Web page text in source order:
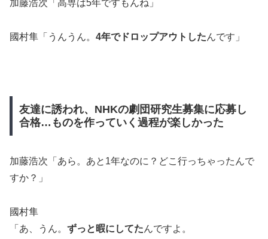
加藤浩次「高専は5年ですもんね」
國村隼「うんうん。 4年でドロップアウトしたんです」
友達に誘われ、NHKの劇団研究生募集に応募し
合格…ものを作っていく過程が楽しかった
加藤浩次「あら。あと1年なのに？どこ行っちゃったんで
すか？」
國村隼
「あ、うん。 ずっと暇にしてたんですよ。